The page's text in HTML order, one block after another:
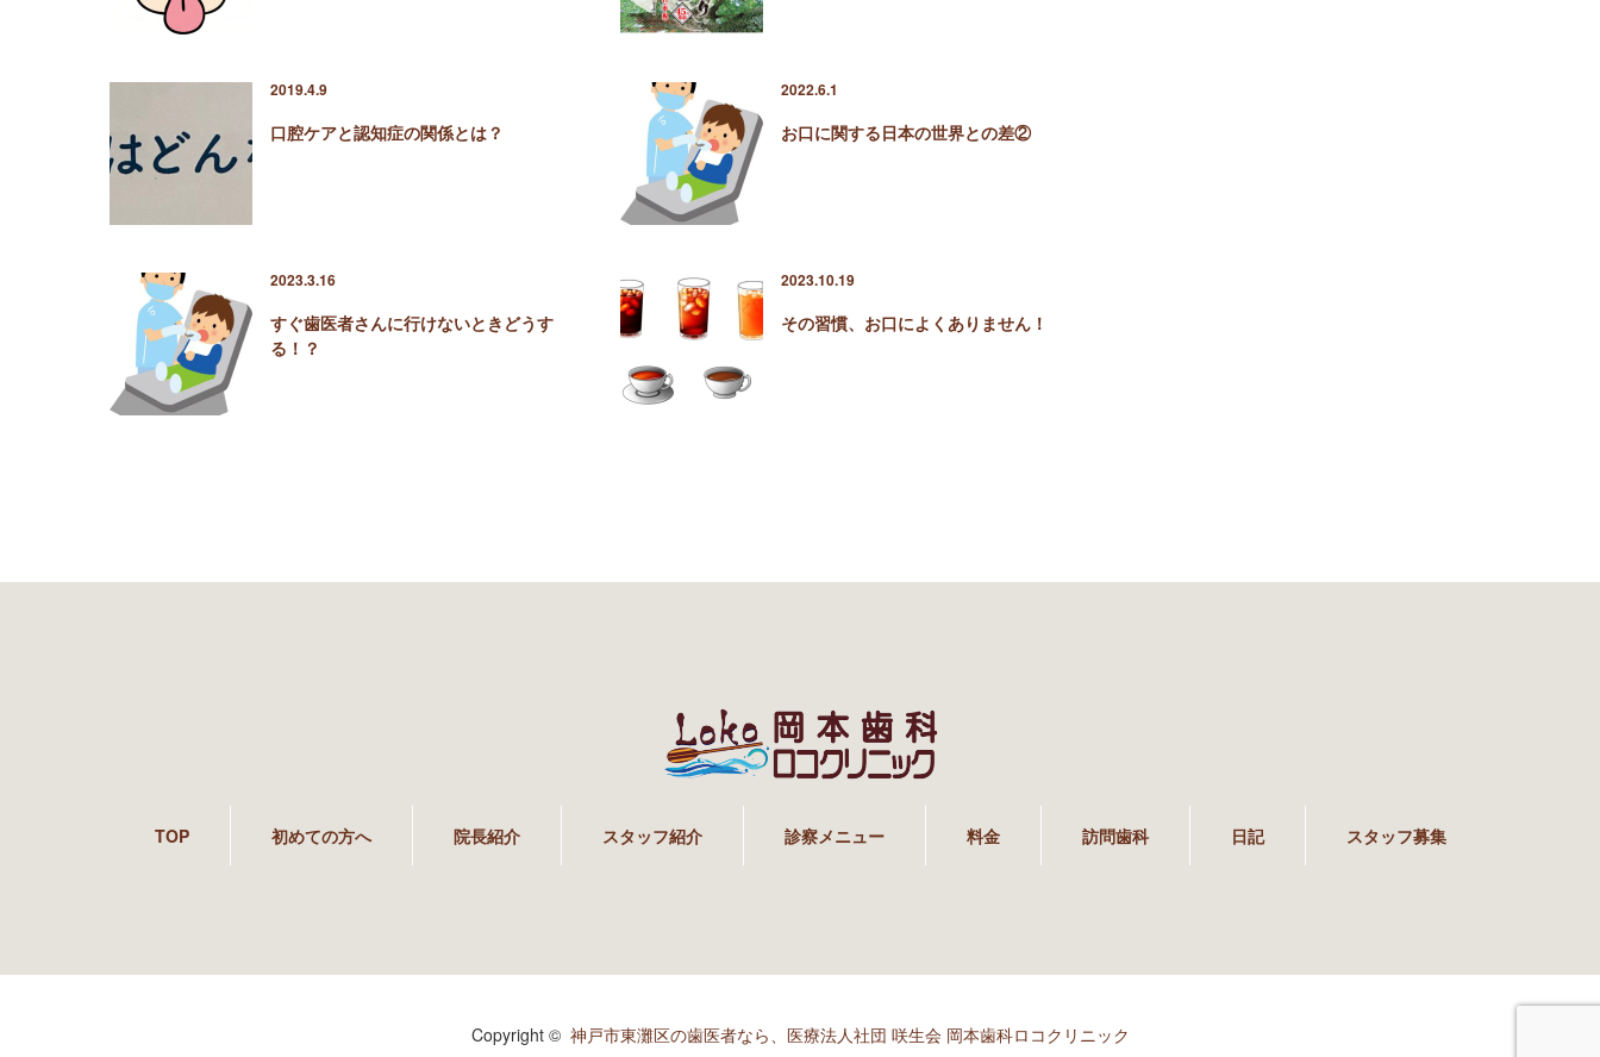
2019.4.9
口腔ケアと認知症の関係とは？
2022.6.1
お口に関する日本の世界との差②
2023.3.16
すぐ歯医者さんに行けないときどうす
る！？
2023.10.19
その習慣、お口によくありません！
TOP 初めての方へ 院長紹介 スタッフ紹介 診察メニュー 料金 訪問歯科 日記 スタッフ募集
Copyright © 神戸市東灘区の歯医者なら、医療法人社団 咲生会 岡本歯科ロコクリニック